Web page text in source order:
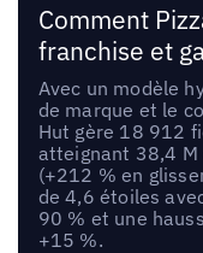
Comment
franchise et
Avec un modèle
de marque et le
Hut gère 18 912
atteignant 38,4 M
(+212 % en
de 4,6 étoiles
90 % et une
+15 %.